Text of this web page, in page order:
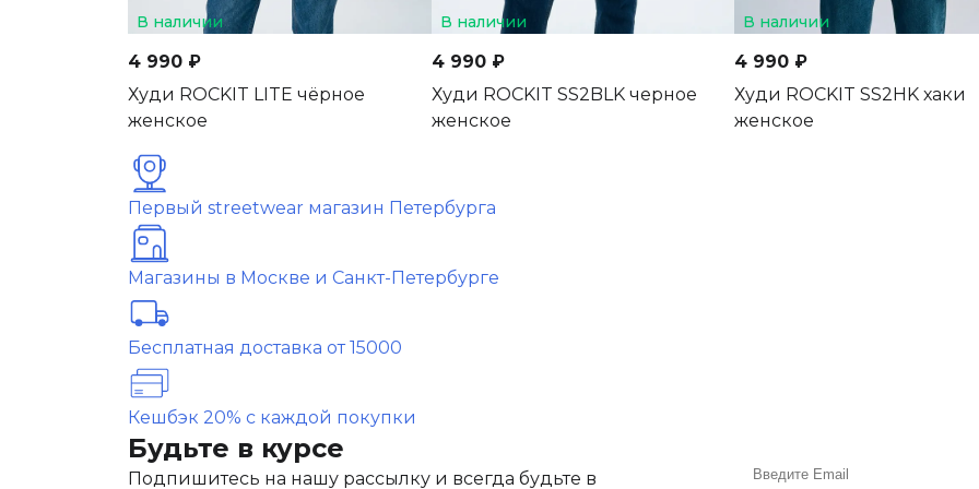
В наличии
4 990 ₽
Худи ROCKIT LITE чёрное
женское
В наличии
4 990 ₽
Худи ROCKIT SS2BLK черное
женское
В наличии
4 990 ₽
Худи ROCKIT SS2HK хаки
женское
Первый streetwear магазин Петербурга
Магазины в Москве и Санкт-Петербурге
Бесплатная доставка от 15000
Кешбэк 20% с каждой покупки
Будьте в курсе
Подпишитесь на нашу рассылку и всегда будьте в